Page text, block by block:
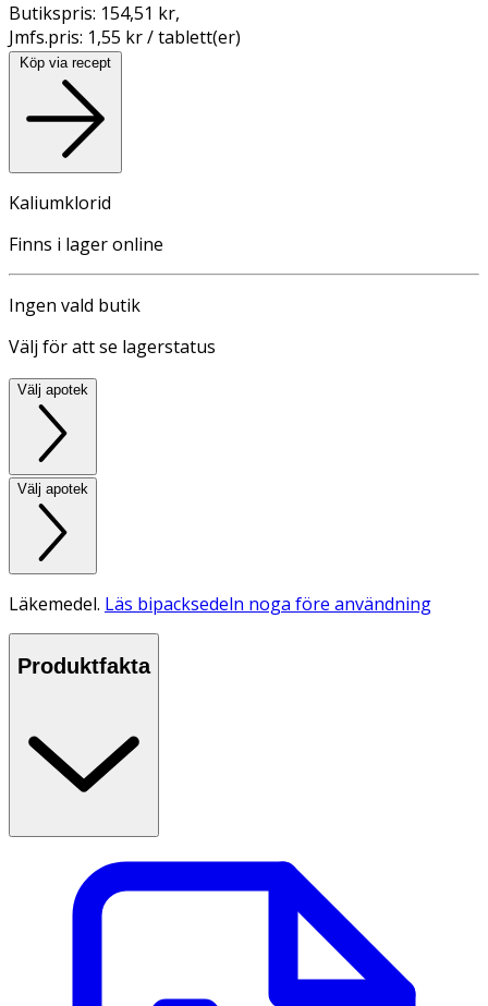
Butikspris: 154,51 kr,
Jmfs.pris: 1,55 kr / tablett(er)
Köp via recept
Kaliumklorid
Finns i lager online
Ingen vald butik
Välj för att se lagerstatus
Välj apotek
Välj apotek
Läkemedel. Läs bipacksedeln noga före användning
Produktfakta